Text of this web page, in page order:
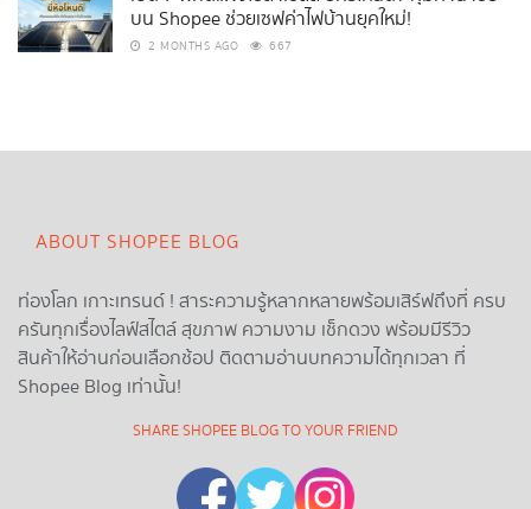
บน Shopee ช่วยเซฟค่าไฟบ้านยุคใหม่!
2 MONTHS AGO 667
ABOUT SHOPEE BLOG
ท่องโลก เกาะเทรนด์ ! สาระความรู้หลากหลายพร้อมเสิร์ฟถึงที่ ครบ
ครันทุกเรื่องไลฟ์สไตล์ สุขภาพ ความงาม เช็กดวง พร้อมมีรีวิว
สินค้าให้อ่านก่อนเลือกช้อป ติดตามอ่านบทความได้ทุกเวลา ที่
Shopee Blog เท่านั้น!
SHARE SHOPEE BLOG TO YOUR FRIEND